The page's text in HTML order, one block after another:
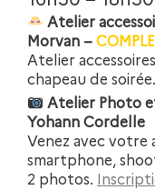
Atelier
Morvan –
Atelier
chapeau de soirée.
Atelier Photo
Yohann Cordelle
Venez avec
smartphone,
2 photos.